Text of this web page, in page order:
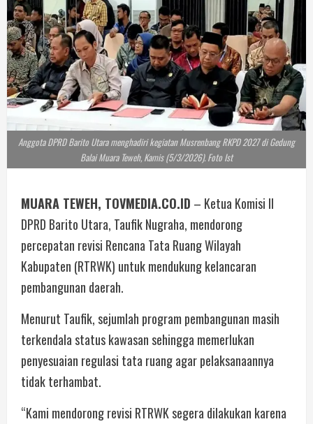
Anggota DPRD Barito Utara menghadiri kegiatan Musrenbang RKPD 2027 di Gedung
Balai Muara Teweh, Kamis (5/3/2026). Foto Ist
MUARA TEWEH, TOVMEDIA.CO.ID – Ketua Komisi II
DPRD Barito Utara, Taufik Nugraha, mendorong
percepatan revisi Rencana Tata Ruang Wilayah
Kabupaten (RTRWK) untuk mendukung kelancaran
pembangunan daerah.
Menurut Taufik, sejumlah program pembangunan masih
terkendala status kawasan sehingga memerlukan
penyesuaian regulasi tata ruang agar pelaksanaannya
tidak terhambat.
“Kami mendorong revisi RTRWK segera dilakukan karena